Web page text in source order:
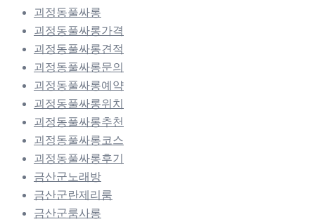
괴정동풀싸롱
괴정동풀싸롱가격
괴정동풀싸롱견적
괴정동풀싸롱문의
괴정동풀싸롱예약
괴정동풀싸롱위치
괴정동풀싸롱추천
괴정동풀싸롱코스
괴정동풀싸롱후기
금산군노래방
금산군란제리룸
금산군룸사롱